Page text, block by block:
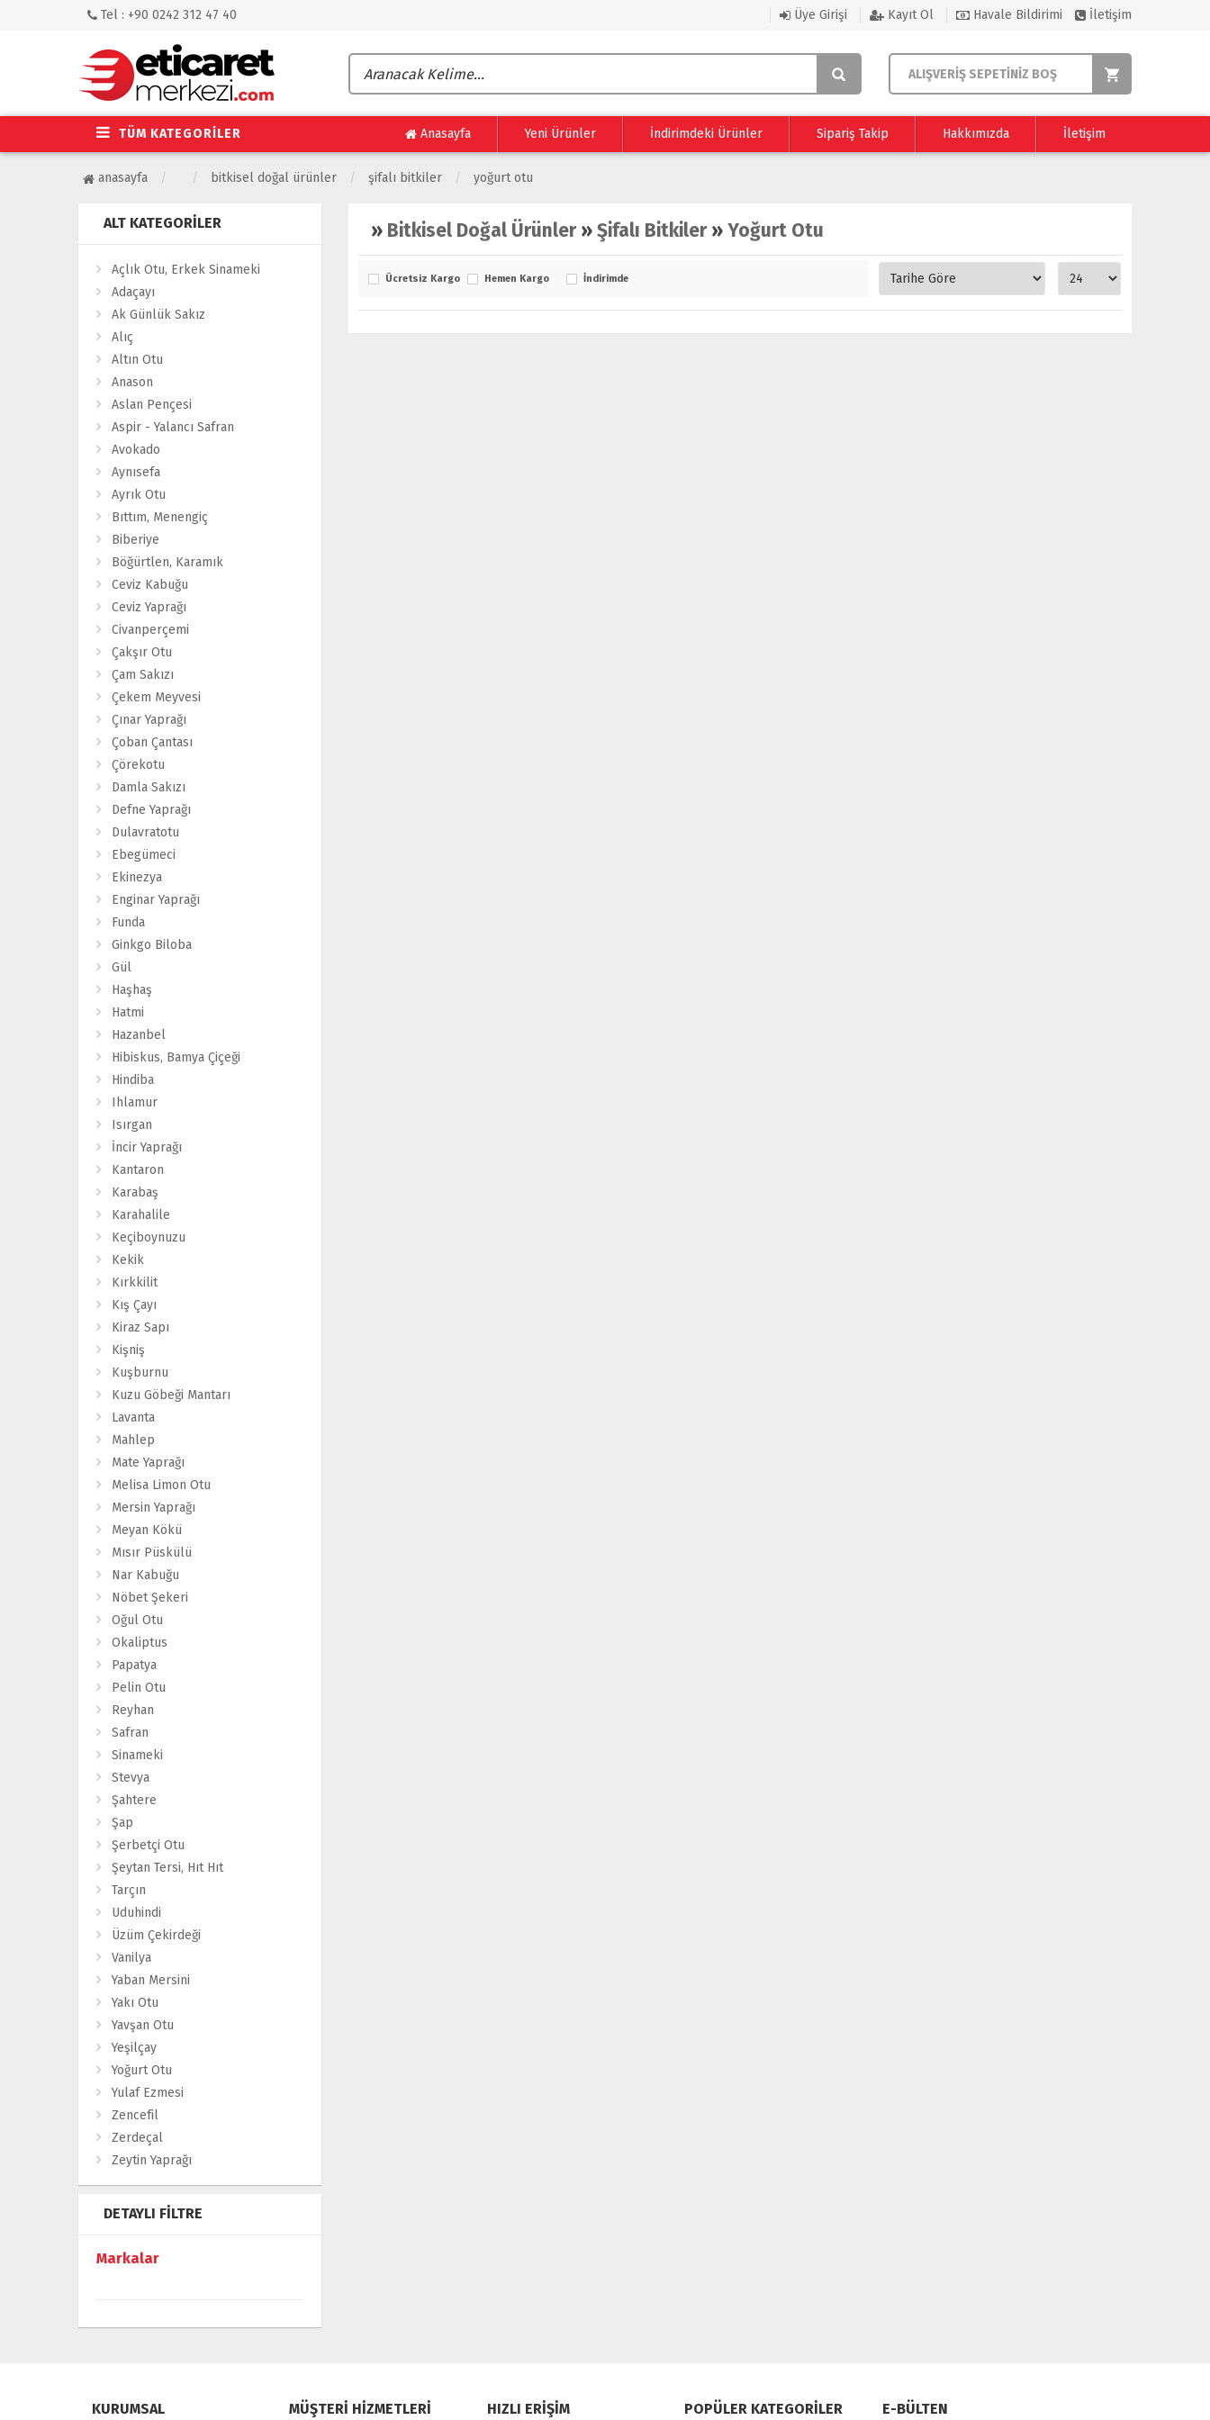
Tel : +90 0242 312 47 40 Üye Girişi Kayıt Ol Havale Bildirimi İletişim
ALIŞVERİŞ SEPETİNİZ BOŞ
TÜM KATEGORİLER Anasayfa Yeni Ürünler İndirimdeki Ürünler Sipariş Takip Hakkımızda İletişim
anasayfa bitkisel doğal ürünler şifalı bitkiler yoğurt otu
ALT KATEGORILER
Açlık Otu, Erkek Sinameki
Adaçayı
Ak Günlük Sakız
Alıç
Altın Otu
Anason
Aslan Pençesi
Aspir - Yalancı Safran
Avokado
Aynısefa
Ayrık Otu
Bıttım, Menengiç
Biberiye
Böğürtlen, Karamık
Ceviz Kabuğu
Ceviz Yaprağı
Civanperçemi
Çakşır Otu
Çam Sakızı
Çekem Meyvesi
Çınar Yaprağı
Çoban Çantası
Çörekotu
Damla Sakızı
Defne Yaprağı
Dulavratotu
Ebegümeci
Ekinezya
Enginar Yaprağı
Funda
Ginkgo Biloba
Gül
Haşhaş
Hatmi
Hazanbel
Hibiskus, Bamya Çiçeği
Hindiba
Ihlamur
Isırgan
İncir Yaprağı
Kantaron
Karabaş
Karahalile
Keçiboynuzu
Kekik
Kırkkilit
Kış Çayı
Kiraz Sapı
Kişniş
Kuşburnu
Kuzu Göbeği Mantarı
Lavanta
Mahlep
Mate Yaprağı
Melisa Limon Otu
Mersin Yaprağı
Meyan Kökü
Mısır Püskülü
Nar Kabuğu
Nöbet Şekeri
Oğul Otu
Okaliptus
Papatya
Pelin Otu
Reyhan
Safran
Sinameki
Stevya
Şahtere
Şap
Şerbetçi Otu
Şeytan Tersi, Hıt Hıt
Tarçın
Uduhindi
Üzüm Çekirdeği
Vanilya
Yaban Mersini
Yakı Otu
Yavşan Otu
Yeşilçay
Yoğurt Otu
Yulaf Ezmesi
Zencefil
Zerdeçal
Zeytin Yaprağı
DETAYLI FILTRE
Markalar
» Bitkisel Doğal Ürünler»Şifalı Bitkiler»Yoğurt Otu
Ücretsiz Kargo Hemen Kargo İndirimde
KURUMSAL MÜŞTERİ HİZMETLERİ HIZLI ERİŞİM POPÜLER KATEGORİLER E-BÜLTEN